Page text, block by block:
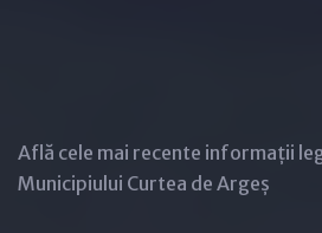
Află cele mai recente informații
Municipiului Curtea de Argeș